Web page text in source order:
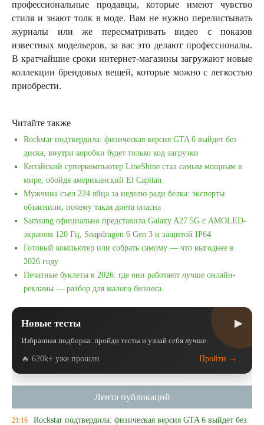
профессиональные продавцы, которые имеют чувство
стиля и знают толк в моде. Вам не нужно перелистывать
журналы или же пересматривать видео с показов
известных модельеров, за вас это делают профессионалы.
В кратчайшие сроки интернет-магазины загружают новые
коллекции брендовых вещей, которые можно с легкостью
приобрести.
Читайте также
Rockstar подтвердила: физическая версия GTA 6 выйдет без
диска, внутри коробки будет только код загрузки
Китайский суперкомпьютер LineShine стал самым мощным в
мире, обойдя американский El Capitan
Мужчина съел 224 яйца за неделю ради белка: эксперты
объяснили, почему такая диета опасна
Samsung официально представила Galaxy A27 5G с AMOLED-
экраном 120 Гц, Snapdragon 6 Gen 3 и защитой IP64
Готовый компьютер или собрать самому — что выгоднее в
2026 году
Печатные буклеты в 2026: где они работают лучше онлайн-
рекламы — разбор для малого бизнеса
Новые тесты ▶
Избранная подборка: пройди тесты и узнай себя лучше.
🔥 620k+ уже прошли Пройти →
Лента публикаций
21:16 Rockstar подтвердила: физическая версия GTA 6 выйдет без